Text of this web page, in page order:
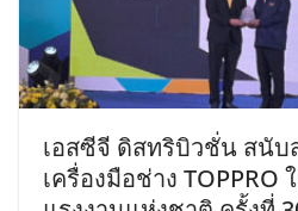
เอสซีจี ดิสทริบิวชั่น สนั
เครื่องมือช่าง